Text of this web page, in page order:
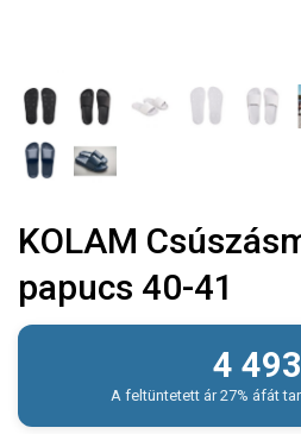
KOLAM
papucs 40-41
4 493
A feltüntetett ár 27% áfát